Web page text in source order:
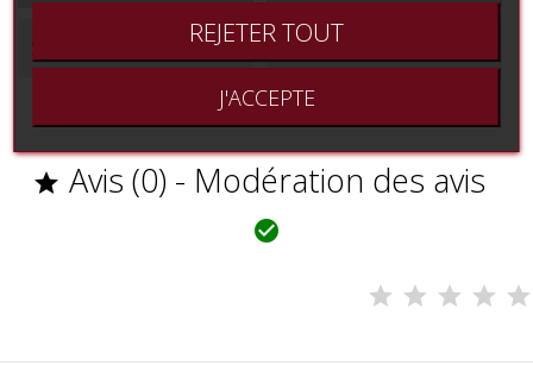
Partition imprimée
 Avis (0) - Modération des avis

REJETER TOUT
J'ACCEPTE